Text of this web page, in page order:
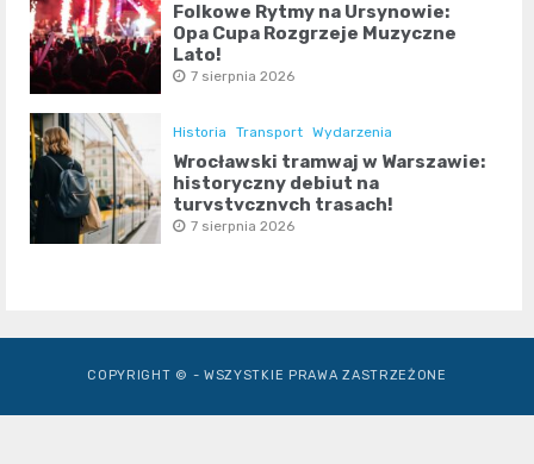
Folkowe Rytmy na Ursynowie:
Opa Cupa Rozgrzeje Muzyczne
Lato!
7 sierpnia 2026
Historia Transport Wydarzenia
Wrocławski tramwaj w Warszawie:
historyczny debiut na
turystycznych trasach!
7 sierpnia 2026
COPYRIGHT © - WSZYSTKIE PRAWA ZASTRZEŻONE